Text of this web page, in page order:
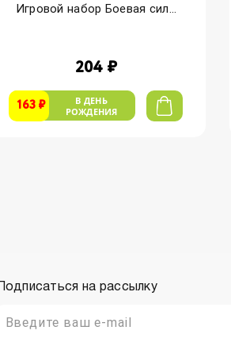
Игровой набор Боевая сил...
204 ₽
163 ₽
В ДЕНЬ
РОЖДЕНИЯ
Подписаться на рассылку